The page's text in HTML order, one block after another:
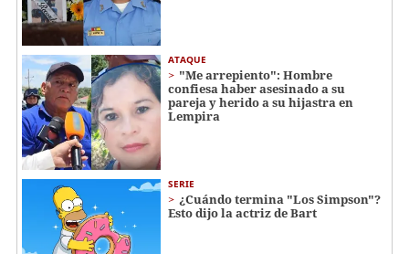
ATAQUE
"Me arrepiento": Hombre
confiesa haber asesinado a su
pareja y herido a su hijastra en
Lempira
SERIE
¿Cuándo termina "Los Simpson"?
Esto dijo la actriz de Bart